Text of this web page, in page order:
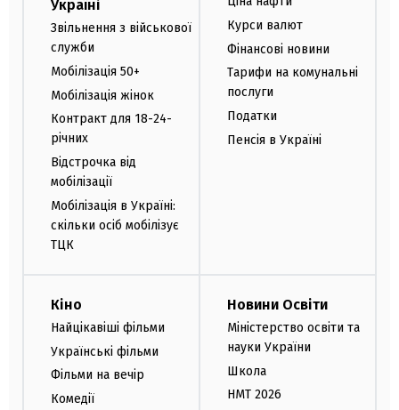
Україні
Звільнення з військової
служби
Мобілізація 50+
Мобілізація жінок
Контракт для 18-24-
річних
Відстрочка від
мобілізації
Мобілізація в Україні:
скільки осіб мобілізує
ТЦК
Курси валют
Фінансові новини
Тарифи на комунальні
послуги
Податки
Пенсія в Україні
Кіно
Найцікавіші фільми
Українські фільми
Фільми на вечір
Комедії
Новини Освіти
Міністерство освіти та
науки України
Школа
НМТ 2026